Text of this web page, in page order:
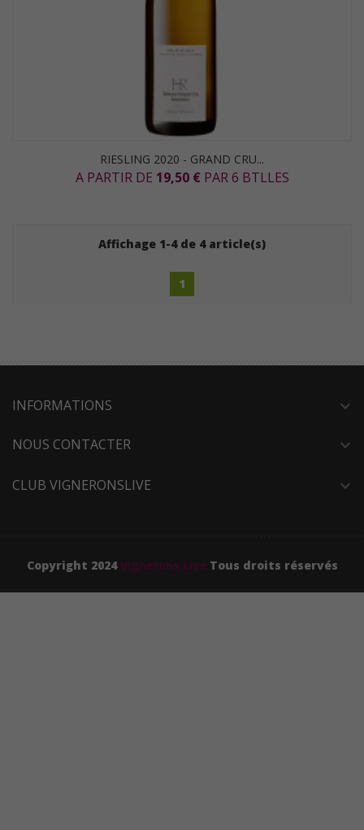
RIESLING 2020 - GRAND CRU...
A PARTIR DE 19,50 € PAR 6 BTLLES
Affichage 1-4 de 4 article(s)
1
INFORMATIONS expand_more
NOUS CONTACTER expand_more
CLUB VIGNERONSLIVE expand_more
Copyright 2024Vignerons Live Tous droits réservés